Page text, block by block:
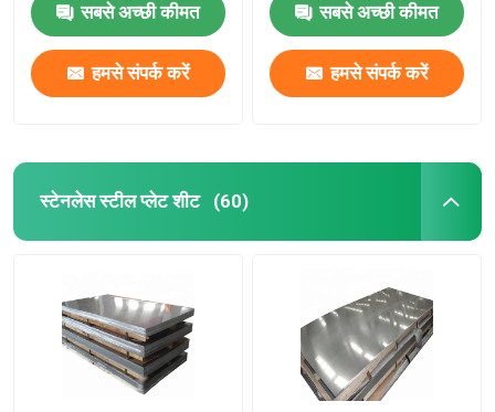
सबसे अच्छी कीमत
हमसे संपर्क करें
सबसे अच्छी कीमत
हमसे संपर्क करें
स्टेनलेस स्टील प्लेट शीट (60)